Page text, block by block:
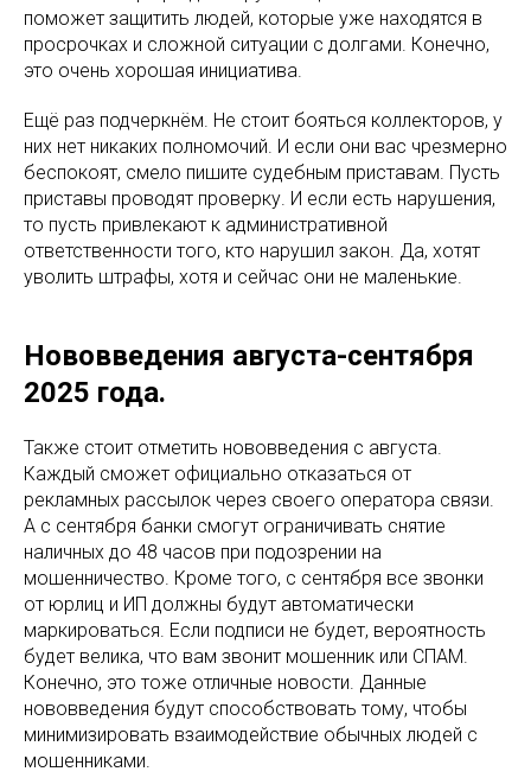
поможет защитить людей, которые уже находятся в
просрочках и сложной ситуации с долгами. Конечно,
это очень хорошая инициатива.
Ещё раз подчеркнём. Не стоит бояться коллекторов, у
них нет никаких полномочий. И если они вас чрезмерно
беспокоят, смело пишите судебным приставам. Пусть
приставы проводят проверку. И если есть нарушения,
то пусть привлекают к административной
ответственности того, кто нарушил закон. Да, хотят
уволить штрафы, хотя и сейчас они не маленькие.
Нововведения августа-сентября
2025 года.
Также стоит отметить нововведения с августа.
Каждый сможет официально отказаться от
рекламных рассылок через своего оператора связи.
А с сентября банки смогут ограничивать снятие
наличных до 48 часов при подозрении на
мошенничество. Кроме того, с сентября все звонки
от юрлиц и ИП должны будут автоматически
маркироваться. Если подписи не будет, вероятность
будет велика, что вам звонит мошенник или СПАМ.
Конечно, это тоже отличные новости. Данные
нововведения будут способствовать тому, чтобы
минимизировать взаимодействие обычных людей с
мошенниками.